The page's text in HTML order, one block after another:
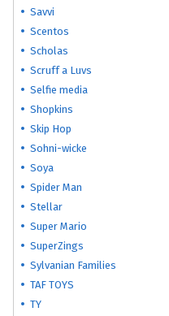
Savvi
Scentos
Scholas
Scruff a Luvs
Selfie media
Shopkins
Skip Hop
Sohni-wicke
Soya
Spider Man
Stellar
Super Mario
SuperZings
Sylvanian Families
TAF TOYS
TY